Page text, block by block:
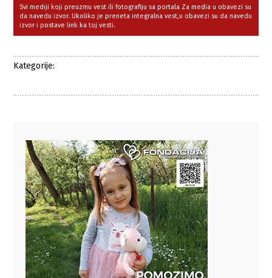
Svi mediji koji preuzmu vest ili fotografiju sa portala Za media u obavezi su
da navedu izvor. Ukoliko je preneta integralna vest,u obavezi su da navedu
izvor i postave link ka toj vesti.
Kategorije: